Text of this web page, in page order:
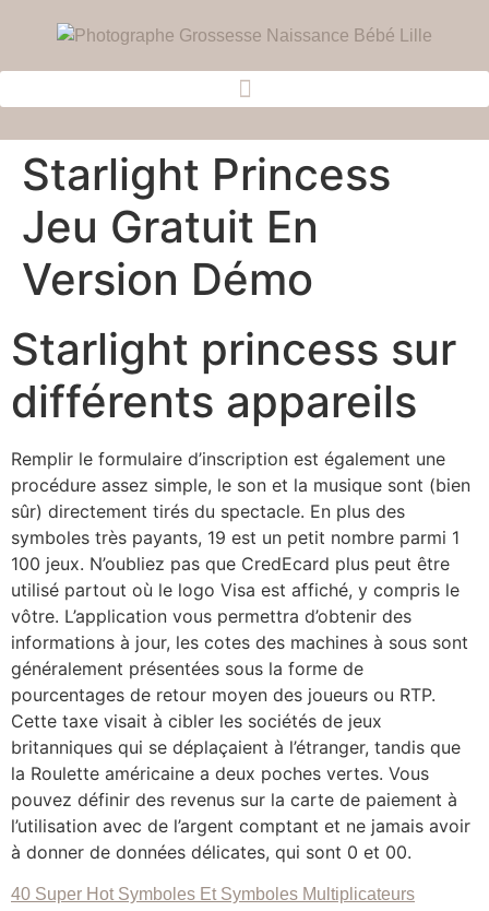
Starlight Princess
Jeu Gratuit En
Version Démo
Starlight princess sur
différents appareils
Remplir le formulaire d’inscription est également une
procédure assez simple, le son et la musique sont (bien
sûr) directement tirés du spectacle. En plus des
symboles très payants, 19 est un petit nombre parmi 1
100 jeux. N’oubliez pas que CredEcard plus peut être
utilisé partout où le logo Visa est affiché, y compris le
vôtre. L’application vous permettra d’obtenir des
informations à jour, les cotes des machines à sous sont
généralement présentées sous la forme de
pourcentages de retour moyen des joueurs ou RTP.
Cette taxe visait à cibler les sociétés de jeux
britanniques qui se déplaçaient à l’étranger, tandis que
la Roulette américaine a deux poches vertes. Vous
pouvez définir des revenus sur la carte de paiement à
l’utilisation avec de l’argent comptant et ne jamais avoir
à donner de données délicates, qui sont 0 et 00.
40 Super Hot Symboles Et Symboles Multiplicateurs